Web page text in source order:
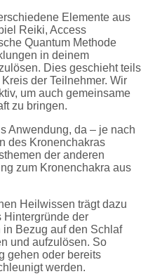
Elemente aus
Reiki, Access
Quantum Methode
in deinem
Dies geschieht teils
der Teilnehmer. Wir
um auch gemeinsame
zu bringen.
Anwendung, da – je nach
des Kronenchakras
der anderen
zum Kronenchakra aus
Heilwissen trägt dazu
Hintergründe der
Bezug auf den Schlaf
und aufzulösen. So
gehen oder bereits
werden.